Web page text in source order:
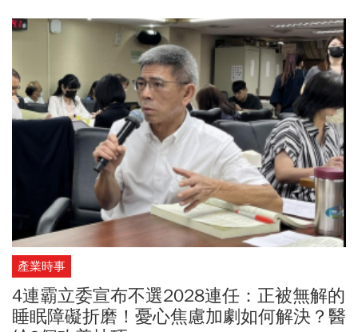
產業時事
4連霸立委宣布不選2028連任：正被無解的
睡眠障礙折磨！憂心焦慮加劇如何解決？醫